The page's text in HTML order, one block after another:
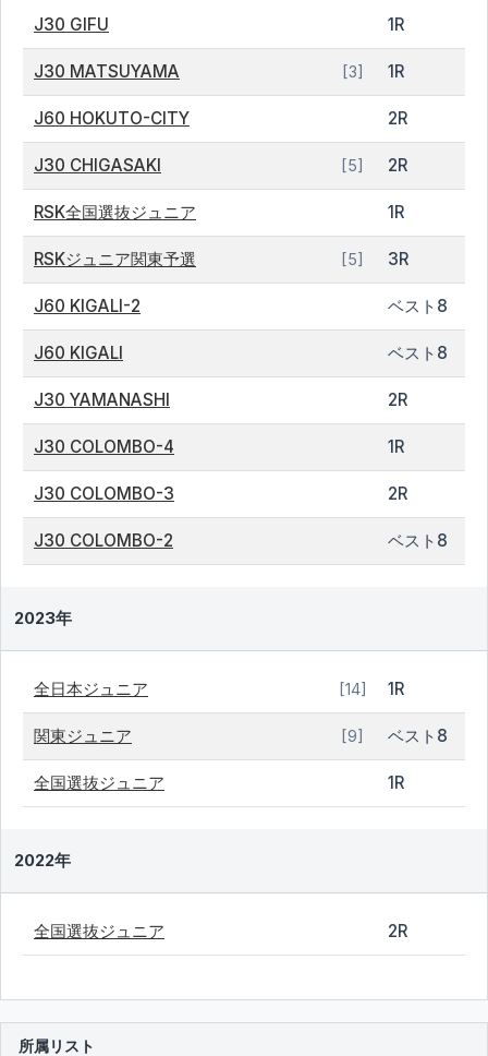
J30 GIFU 1R
J30 MATSUYAMA [3] 1R
J60 HOKUTO-CITY 2R
J30 CHIGASAKI [5] 2R
RSK全国選抜ジュニア 1R
RSKジュニア関東予選 [5] 3R
J60 KIGALI-2 ベスト8
J60 KIGALI ベスト8
J30 YAMANASHI 2R
J30 COLOMBO-4 1R
J30 COLOMBO-3 2R
J30 COLOMBO-2 ベスト8
2023年
全日本ジュニア [14] 1R
関東ジュニア [9] ベスト8
全国選抜ジュニア 1R
2022年
全国選抜ジュニア 2R
所属リスト